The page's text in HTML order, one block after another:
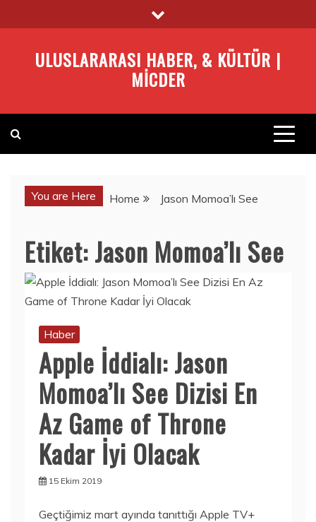
to
ULUSLARARASI HABER, & KÜLTÜR |
MICDER
You are Here Home Jason Momoa’lı See
Etiket:Jason Momoa’lı See
Haber
Apple İddialı: Jason
Momoa’lı See Dizisi En
Az Game of Throne
Kadar İyi Olacak
15 Ekim 2019
Geçtiğimiz mart ayında tanıttığı Apple TV+